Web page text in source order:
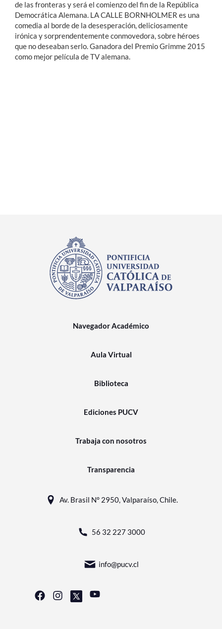
de las fronteras y será el comienzo del fin de la República
Democrática Alemana. LA CALLE BORNHOLMER es una
comedia al borde de la desesperación, deliciosamente
irónica y sorprendentemente conmovedora, sobre héroes
que no deseaban serlo. Ganadora del Premio Grimme 2015
como mejor película de TV alemana.
Navegador Académico
Aula Virtual
Biblioteca
Ediciones PUCV
Trabaja con nosotros
Transparencia
Av. Brasil N° 2950, Valparaíso, Chile.
56 32 227 3000
info@pucv.cl